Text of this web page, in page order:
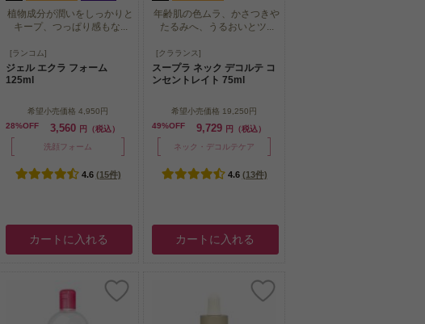
植物成分が潤いをしっかりと
キープ、つっぱり感もな...
植物成分が潤いをしっかりと
キープ、つっぱり感もな...
[ランコム]
ジェル エクラ フォーム
125ml
希望小売価格 4,950円
28%OFF
3,560 円（税込）
洗顔フォーム
4.6 (15件)
カートに入れる
年齢肌の色ムラ、かさつきや
たるみへ、うるおいとツ...
年齢肌の色ムラ、かさつきや
たるみへ、うるおいとツ...
[クラランス]
スープラ ネック デコルテ コ
ンセントレイト 75ml
希望小売価格 19,250円
49%OFF
9,729 円（税込）
ネック・デコルテケア
4.6 (13件)
カートに入れる